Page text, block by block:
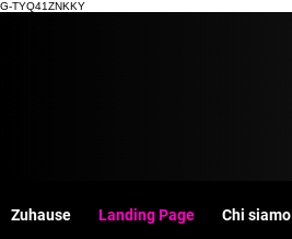
G-TYQ41ZNKKY
Zuhause Landing Page Chi siamo